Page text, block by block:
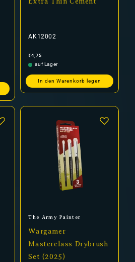
AK12002
Normaler
Preis
€4,75
auf Lager
In den Warenkorb legen
Anbieter:
The Army Painter
Wargamer
Masterclass Drybrush
Set (2025)